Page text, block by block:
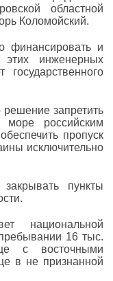
областной
Коломойский.
финансировать и
этих инженерных
запретить
российским
пропуск
исключительно
пункты
национальной
16 тыс.
с восточными
в не признанной